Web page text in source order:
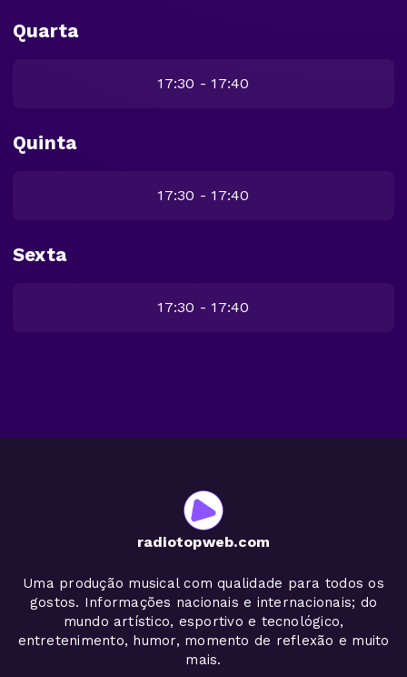
Quarta
17:30 - 17:40
Quinta
17:30 - 17:40
Sexta
17:30 - 17:40
radiotopweb.com
Uma produção musical com qualidade para todos os
gostos. Informações nacionais e internacionais; do
mundo artístico, esportivo e tecnológico,
entretenimento, humor, momento de reflexão e muito
mais.